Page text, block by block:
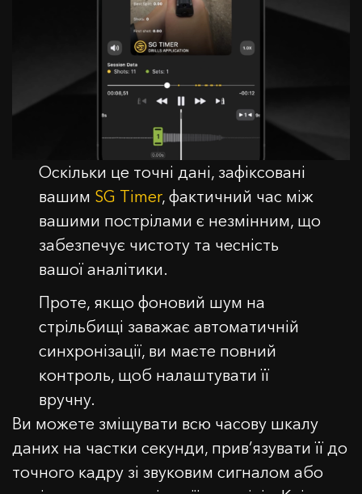
Оскільки це точні дані, зафіксовані
вашим SG Timer, фактичний час між
вашими пострілами є незмінним, що
забезпечує чистоту та чесність
вашої аналітики.
Проте, якщо фоновий шум на
стрільбищі заважає автоматичній
синхронізації, ви маєте повний
контроль, щоб налаштувати її
вручну.
Ви можете зміщувати всю часову шкалу
даних на частки секунди, прив’язувати її до
точного кадру зі звуковим сигналом або
Купон активовано!
ЗВ'ЯЖІТЬСЯ З НАМИ
Ім'я
Email